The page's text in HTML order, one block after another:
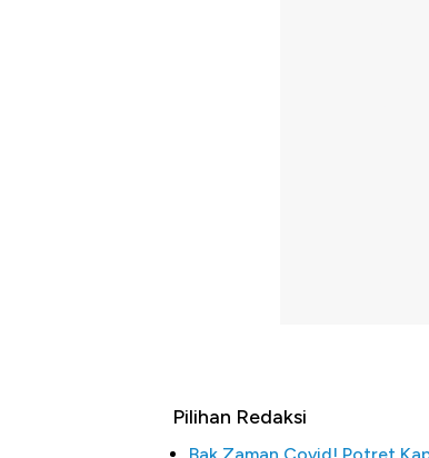
Pilihan Redaksi